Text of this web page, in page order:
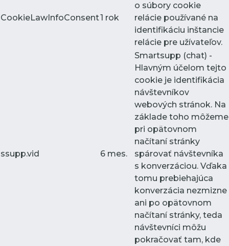
CookieLawInfoConsent1 rok
o súbory cookie
relácie používané na
identifikáciu inštancie
relácie pre užívateľov.
ssupp.vid 6 mes.
Smartsupp (chat) -
Hlavným účelom tejto
cookie je identifikácia
návštevníkov
webových stránok. Na
základe toho môžeme
pri opätovnom
načítaní stránky
spárovať návštevníka
s konverzáciou. Vďaka
tomu prebiehajúca
konverzácia nezmizne
ani po opätovnom
načítaní stránky, teda
návštevníci môžu
pokračovať tam, kde